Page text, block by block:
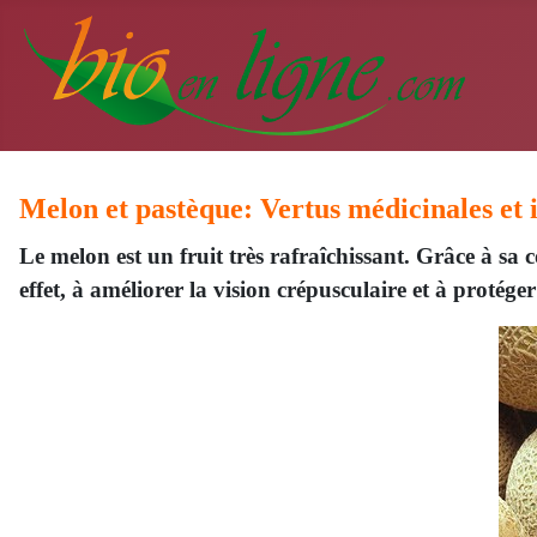
Melon et pastèque: Vertus médicinales
Le melon est un fruit très rafraîchissant. Grâce à sa
effet, à améliorer la vision crépusculaire et à